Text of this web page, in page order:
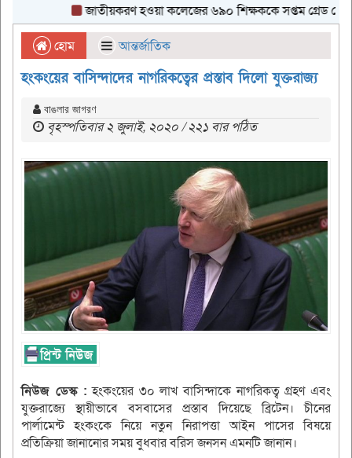
জাতীয়করণ হওয়া কলেজের ৬৯০ শিক্ষককে সপ্তম গ্রেড দেওয়ার
হোম আন্তর্জাতিক
হংকংয়ের বাসিন্দাদের নাগরিকত্বের প্রস্তাব দিলো যুক্তরাজ্য
বাঙলার জাগরণ
বৃহস্পতিবার ২ জুলাই, ২০২০ / ২২১ বার পঠিত
নিউজ ডেস্ক : হংকংয়ের ৩০ লাখ বাসিন্দাকে নাগরিকত্ব গ্রহণ এবং
যুক্তরাজ্যে স্থায়ীভাবে বসবাসের প্রস্তাব দিয়েছে ব্রিটেন। চীনের
পার্লামেন্ট হংকংকে নিয়ে নতুন নিরাপত্তা আইন পাসের বিষয়ে
প্রতিক্রিয়া জানানোর সময় বুধবার বরিস জনসন এমনটি জানান।